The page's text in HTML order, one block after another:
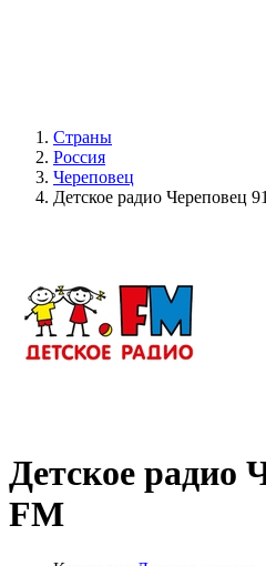
Страны
Россия
Череповец
Детское радио Череповец
Детское радио
FM